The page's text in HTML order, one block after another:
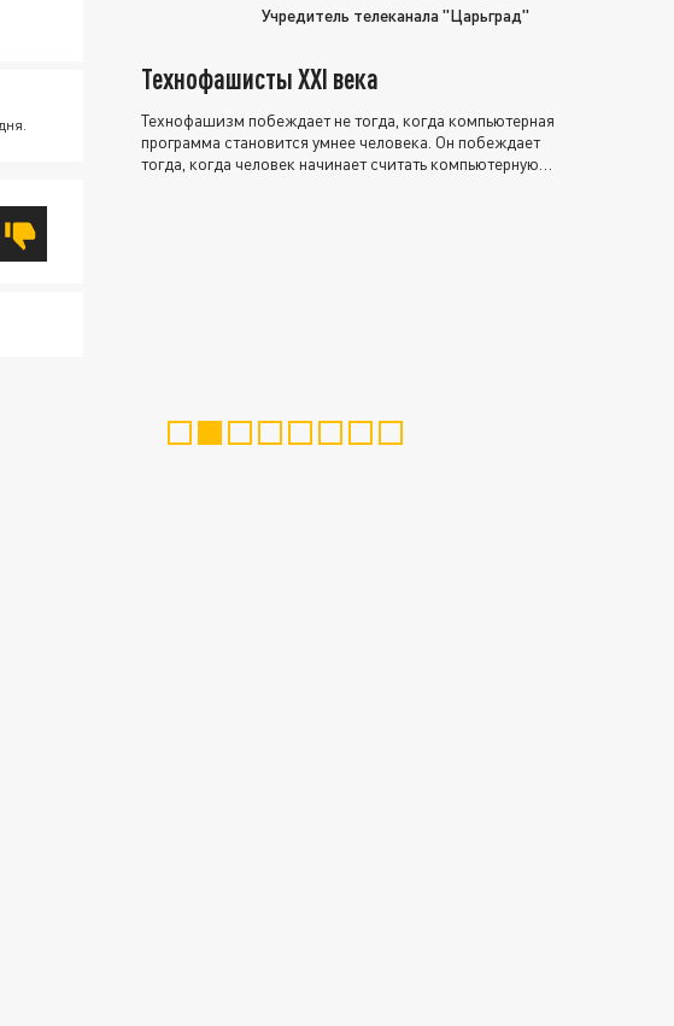
Учредитель телеканала "Царьград"
Технофашисты XXI века
Технофашизм побеждает не тогда, когда компьютерная
программа становится умнее человека. Он побеждает
тогда, когда человек начинает считать компьютерную